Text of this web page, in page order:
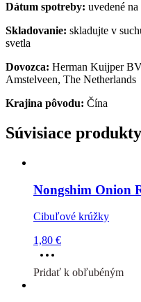
Dátum spotreby: uvedené na
Skladovanie: skladujte v
svetla
Dovozca: Herman Kuijper
Amstelveen, The Netherlands
Krajina pôvodu: Čína
Súvisiace produkty
Nongshim Onion
Cibuľové krúžky
1,80 €
produkt
má
Pridať k obľubéným